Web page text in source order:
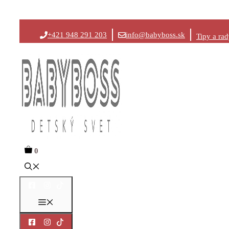
na
+421 948 291 203 info@babyboss.sk Tipy a
0